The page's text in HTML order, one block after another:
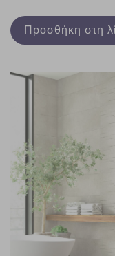
Προσθήκη στη